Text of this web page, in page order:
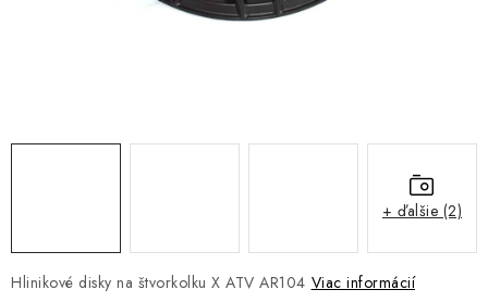
Hlinikové disky na štvorkolku X ATV AR104 Viac informácií
+ ďalšie (2)